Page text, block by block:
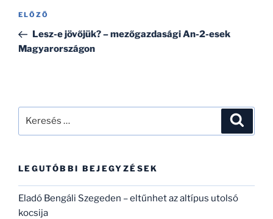
Bejegyzés
Korábbi
bejegyzés
ELŐZŐ
Lesz-e jövőjük? – mezőgazdasági An-2-esek
Magyarországon
LEGUTÓBBI BEJEGYZÉSEK
Eladó Bengáli Szegeden – eltűnhet az altípus utolsó
kocsija